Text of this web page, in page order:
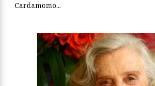
Cardamomo...